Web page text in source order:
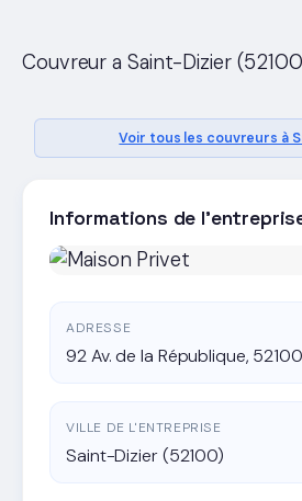
Couvreur a Saint-Dizier
Voir tous les couvreurs à
Informations de
ADRESSE
92 Av. de la République,
VILLE DE L'ENTREPRISE
Saint-Dizier (52100)